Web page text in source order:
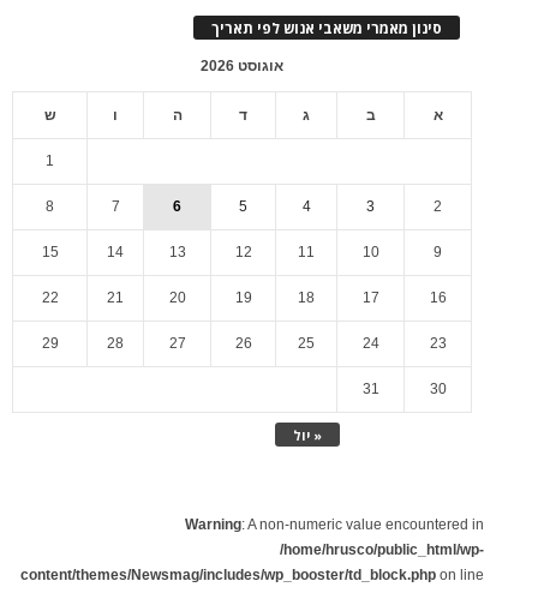
סינון מאמרי משאבי אנוש לפי תאריך
אוגוסט 2026
א ב ג ד ה ו ש
« יול
1
2
3
4
5
6
7
8
9
10
11
12
13
14
15
16
17
18
19
20
21
22
23
24
25
26
27
28
29
30
31
Warning: A non-numeric value encountered in
/home/hrusco/public_html/wp-
content/themes/Newsmag/includes/wp_booster/td_block.php on line